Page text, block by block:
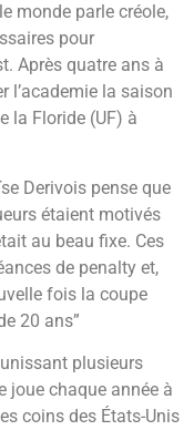
monde parle créole,
pour
Après quatre ans à
l’academie la saison
la Floride (UF) à
Derivois pense que
étaient motivés
au beau fixe. Ces
de penalty et,
fois la coupe
20 ans”
plusieurs
joue chaque année à
coins des États-Unis